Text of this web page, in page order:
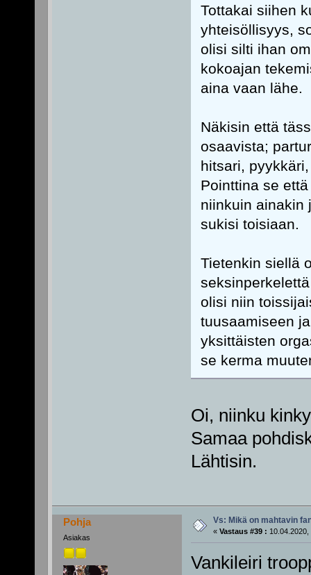
Tottakai siihen
yhteisöllisyys,
olisi silti ihan
kokoajan
aina vaan lähe.
Näkisin että
osaavista;
hitsari,
Pointtina se
niinkuin ainakin
sukisi toisiaan.
Tietenkin siellä
olisi niin
tuusaamiseen
yksittäisten
se kerma
Oi, niinku
Samaa
Lähtisin.
Pohja
Asiakas
Vs: Mikä on mahtavin
« Vastaus #39 : 10.04.2020,
Vankileiri